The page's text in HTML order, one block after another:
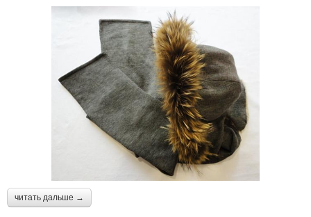
читать дальше →